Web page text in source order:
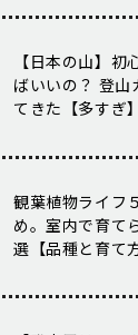
【日本の山】
ばいいの？ 登山
てきた【多すぎ】
観葉植物ライフ
め。室内で育て
選【品種と育て